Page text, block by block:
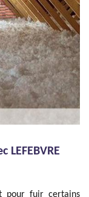
pour fuir certains